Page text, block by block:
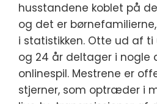
husstandene koblet på
og det er
i statistikken. Otte ud af ti
og 24 år deltager i
onlinespil. Mestrene er
stjerner, som optræder i